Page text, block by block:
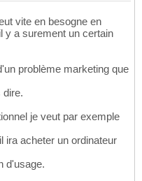
vite en besogne en
y a surement un certain
problème marketing que
dire.
je veut par exemple
ira acheter un ordinateur
d'usage.